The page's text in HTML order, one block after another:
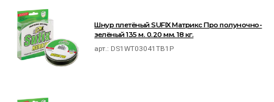
Шнур плетёный SUFIX Матрикс Про полуночно-
зелёный 135 м. 0.20 мм. 18 кг.
арт.: DS1WT03041TB1P